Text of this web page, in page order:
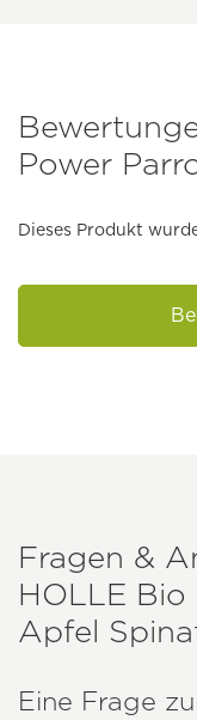
Power
Dieses Produkt
Fragen &
HOLLE Bio
Apfel
Eine Frage